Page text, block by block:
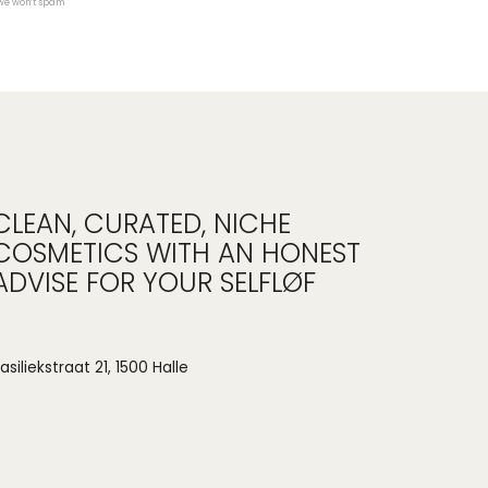
CURATED, NICHE
WITH AN HONEST
FOR YOUR SELFLØF
21, 1500 Halle